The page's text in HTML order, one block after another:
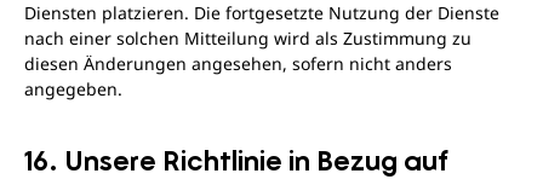
Diensten platzieren. Die fortgesetzte Nutzung der Dienste
nach einer solchen Mitteilung wird als Zustimmung zu
diesen Änderungen angesehen, sofern nicht anders
angegeben.
16. Unsere Richtlinie in Bezug auf